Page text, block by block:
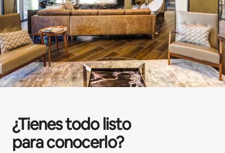
¿Tienes todo listo
para conocerlo?